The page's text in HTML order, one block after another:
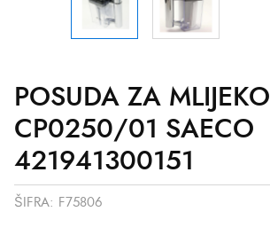
POSUDA ZA MLIJEKO
CP0250/01 SAECO
421941300151
ŠIFRA: F75806